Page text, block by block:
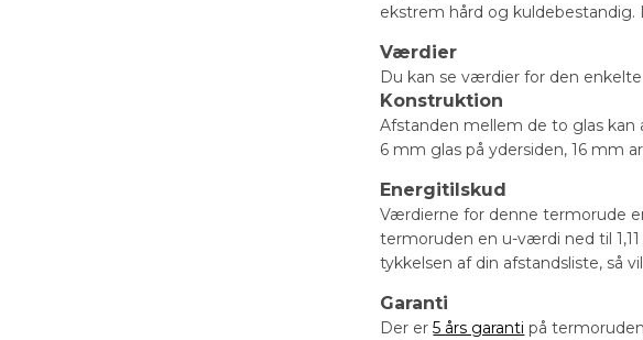
ekstrem hård og
Værdier
Du kan se værdier for den
Konstruktion
Afstanden mellem de to glas
6 mm glas på ydersiden, 16 mm
Energitilskud
Værdierne for denne termorude
termoruden en u-værdi ned til
tykkelsen af din afstandsliste,
Garanti
Der er5 års garanti på